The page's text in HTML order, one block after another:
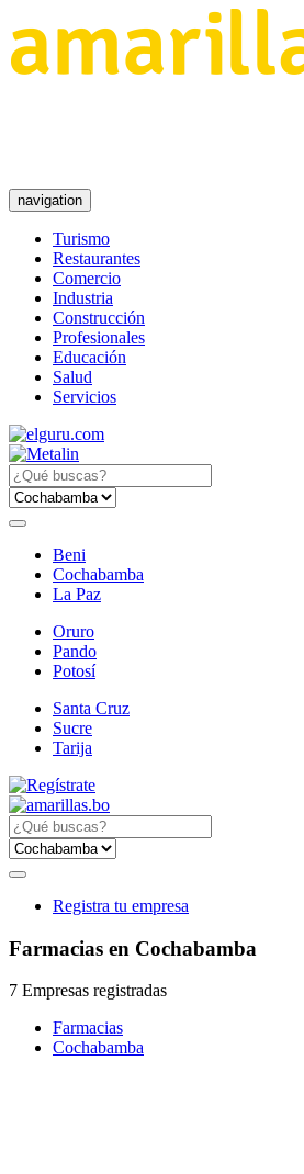
navigation
Turismo
Restaurantes
Comercio
Industria
Construcción
Profesionales
Educación
Salud
Servicios
Beni
Cochabamba
La Paz
Oruro
Pando
Potosí
Santa Cruz
Sucre
Tarija
Registra tu empresa
Farmacias en Cochabamba
7 Empresas registradas
Farmacias
Cochabamba